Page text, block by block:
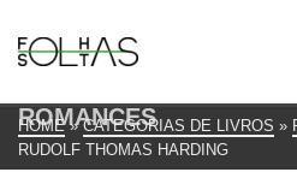
ROMANCES
HOME » CATEGORIAS DE LIVROS »
RUDOLF THOMAS HARDING